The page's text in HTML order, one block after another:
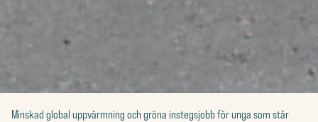
Minskad global uppvärmning och gröna instegsjobb för unga som står